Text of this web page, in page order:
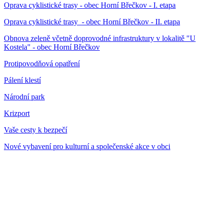
Oprava cyklistické trasy - obec Horní Břečkov - I. etapa
Oprava cyklistické trasy - obec Horní Břečkov - II. etapa
Obnova zeleně včetně doprovodné infrastruktury v lokalitě "U
Kostela" - obec Horní Břečkov
Protipovodňová opatření
Pálení klestí
Národní park
Krizport
Vaše cesty k bezpečí
Nové vybavení pro kulturní a společenské akce v obci